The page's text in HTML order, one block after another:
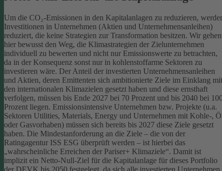
Um die CO₂-Emissionen in den Kapitalanlagen zu reduzieren,
Investitionen in Unternehmen (Aktien und Unternehmensanleihen)
reduziert, die keine Strategien zur Transformation besitzen. Wir gehen
hier bewusst den Weg, die Klimastrategien der Zielunternehmen
individuell zu bewerten und nicht nur Emissionswerte zu betrachten,
da in der Konsequenz sonst nur in kohlenstoffarme Sektoren zu
investieren wäre. Der Anteil der investierten Unternehmensanleihen
und Aktien, deren Emittenten sich ambitionierte Ziele im Einklang mit
den internationalen Klimazielen gesetzt haben und diese ernsthaft
verfolgen, müssen bis Ende 2027 bei 70 Prozent und bis 2040 bei
Prozent liegen. Emissionsintensive Unternehmen bzw. Projekte (u.a.
Sektoren Utilities, Materials, Energy und Unternehmen mit Kohle-,
oder Gasvorhaben) müssen sich bereits bis 2027 diese Ziele gesetzt
haben. Die Mindestanforderung an die Ziele – die von der
Ratingagentur ISS ESG überprüft werden – ist hierbei das
„wahrscheinliche Erreichen der Pariser+ Klimaziele“. Damit ist
implizit ein Netto-Null-Ziel für die Kapitalanlage für dieses Portfolio
der DEVK bis 2050 festgelegt, da sich alle investierten Unternehmen